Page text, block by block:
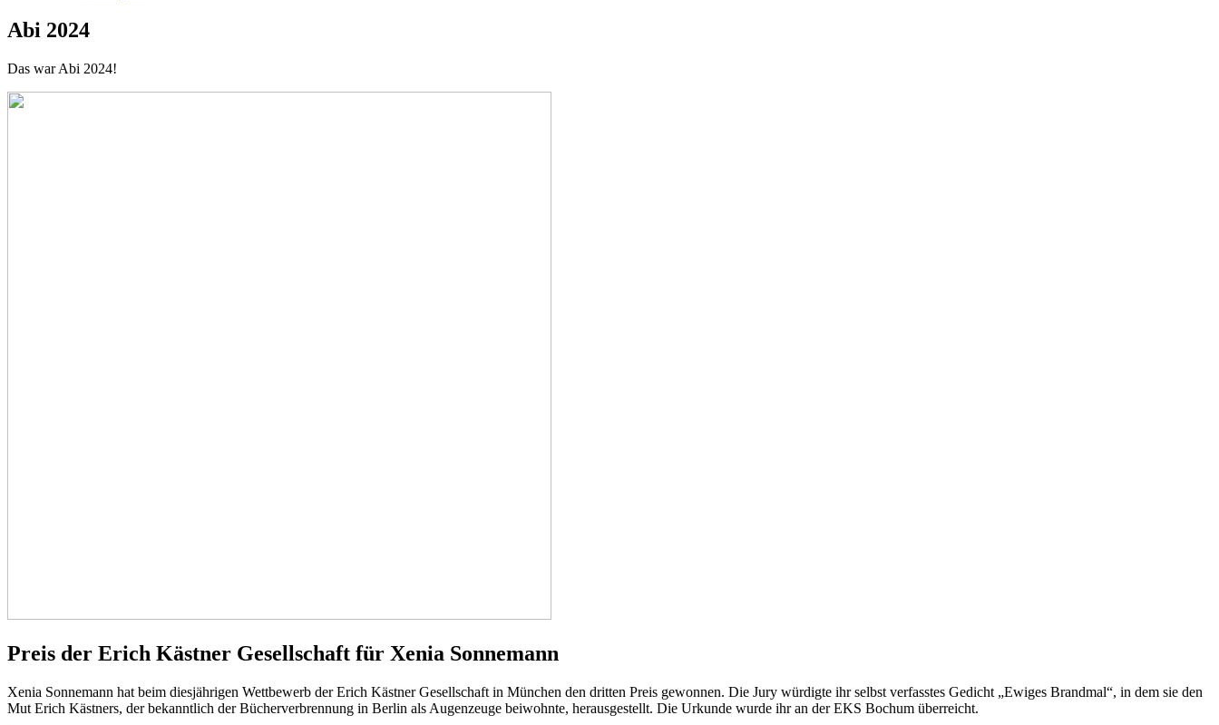
Abi 2024
Das war Abi 2024!
Preis der Erich Kästner Gesellschaft für Xenia Sonnemann
Xenia Sonnemann hat beim diesjährigen Wettbewerb der Erich Kästner Gesellschaft in München den dritten Preis gewonnen. Die Jury würdigte ihr selbst verfasstes Gedicht „Ewiges Brandmal“, in dem sie den
Mut Erich Kästners, der bekanntlich der Bücherverbrennung in Berlin als Augenzeuge beiwohnte, herausgestellt. Die Urkunde wurde ihr an der EKS Bochum überreicht.